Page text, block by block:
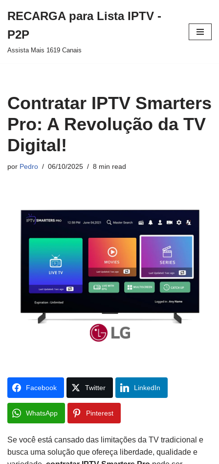
para
o
RECARGA para Lista IPTV -
P2P
Assista Mais 1619 Canais
Contratar IPTV Smarters
Pro: A Revolução da TV
Digital!
por Pedro 06/10/2025 8 min read
Facebook Twitter LinkedIn
WhatsApp Pinterest
Se você está cansado das limitações da TV tradicional e
busca uma solução que ofereça liberdade, qualidade e